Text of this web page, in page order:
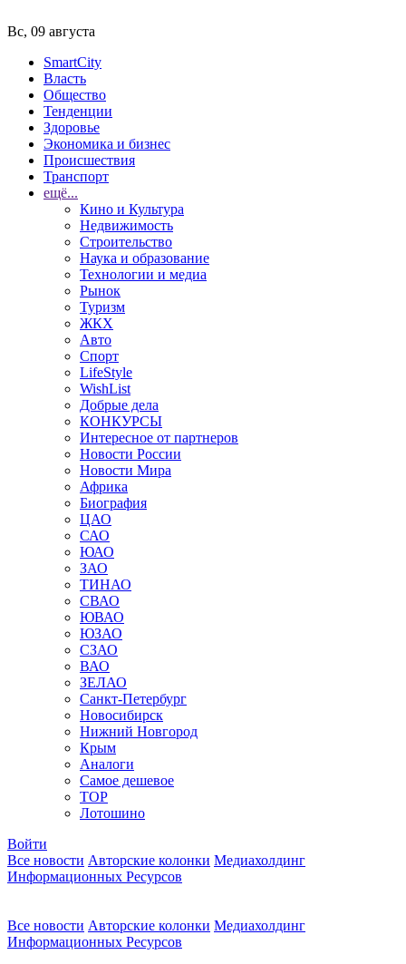
Вс, 09 августа
SmartCity
Власть
Общество
Тенденции
Здоровье
Экономика и бизнес
Происшествия
Транспорт
ещё...
Кино и Культура
Недвижимость
Строительство
Наука и образование
Технологии и медиа
Рынок
Туризм
ЖКХ
Авто
Спорт
LifeStyle
WishList
Добрые дела
КОНКУРСЫ
Интересное от партнеров
Новости России
Новости Мира
Африка
Биография
ЦАО
САО
ЮАО
ЗАО
ТИНАО
СВАО
ЮВАО
ЮЗАО
СЗАО
ВАО
ЗЕЛАО
Санкт-Петербург
Новосибирск
Нижний Новгород
Крым
Аналоги
Самое дешевое
TOP
Лотошино
Войти
Все новости Авторские колонки Медиахолдинг
Информационных Ресурсов
Все новости Авторские колонки Медиахолдинг
Информационных Ресурсов